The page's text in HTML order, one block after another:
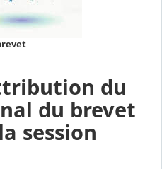
du
du brevet
session